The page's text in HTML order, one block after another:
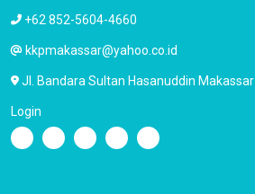
+62 852-5604-4660
kkpmakassar@yahoo.co.id
Jl. Bandara Sultan Hasanuddin Makassar
Login